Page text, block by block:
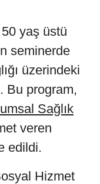
yaş üstü
seminerde
üzerindeki
Bu program,
Sağlık
veren
edildi.
Hizmet